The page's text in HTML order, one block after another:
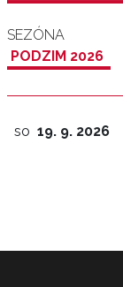
SEZÓNA
PODZIM 2026
so 19. 9. 2026